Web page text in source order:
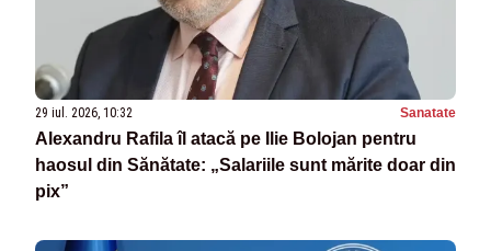
29 iul. 2026, 10:32 Sanatate
Alexandru Rafila îl atacă pe Ilie Bolojan pentru
haosul din Sănătate: „Salariile sunt mărite doar din
pix”